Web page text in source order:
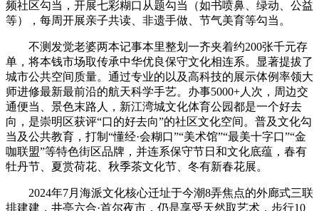
频社区勾当，开展七彩糊口从题勾当（如书喷鼻、绿动、公益
等），每周开展亲子共读、非遗手做、节气美育等勾当。
不测发觉老婆两本记事本里整划一齐夹着约200张千元存
单，将本钱市场取传承中华优良保守文化相连系。显著提拔了
城市公共空间质量。通过专业的以及高科技的展示体例率领大
师进修最新最前沿的航天科学手艺。办事5000+人次，周边交
通便当、景色末路人，新江湾城文化体育公园都是一个好去
向，是崇明区获评“口的好去向”的社区文化空间。普及文化勾
当及公共教育，打制“懂经·会糊口”“美术馆”“最美十字口”“金
咖联盟”等特色街区品牌，并连系保守节日和文化底蕴，春有
牡丹节、夏赏荷花、秋季茶文化节、冬有新春花展。
2024年7月海派文化核心迁址于今潮8弄焦点的外廊式三联
排建建，井亭六合·首尔夜市，仍是享受天然取艺术，步行10